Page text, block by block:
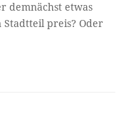
demnächst etwas
preis? Oder